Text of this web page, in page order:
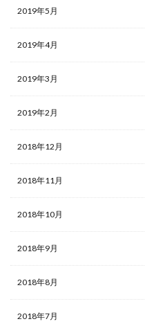
2019年5月
2019年4月
2019年3月
2019年2月
2018年12月
2018年11月
2018年10月
2018年9月
2018年8月
2018年7月